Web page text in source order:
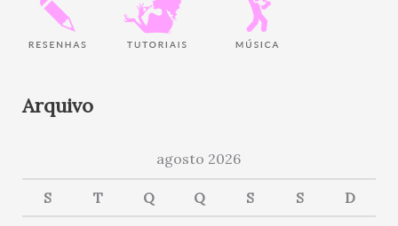
Arquivo
agosto 2026
S T Q Q S S D